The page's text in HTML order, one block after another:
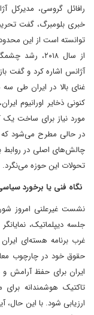
رافائل گروسی، مدیرکل
خبری بلومبرگ، گفت‌
توانسته است از این
از سال ۲۰۱۸،
غنای بالا در ایران طی
کنونی ذخایر اورانیوم
مورد نیاز برای ساخت
در حالی مطرح می‌شود که
چالش‌های اصلی در روابط
تحولات این حوزه می‌نگرد.
نگاه فنی یا برخورد
نشست غیرعلنی امروز
جلسه دیپلماتیک،
غرب برنامه هسته‌ای
حقوق خود در چارچوب
ایران برای حفظ آرامش و
تاکتیک هوشمندانه
ارزیابی شود. با این حال،